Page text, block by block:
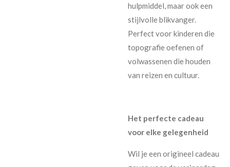
hulpmiddel, maar ook een
stijlvolle blikvanger.
Perfect voor kinderen die
topografie oefenen of
volwassenen die houden
van reizen en cultuur.
Het perfecte cadeau
voor elke gelegenheid
Wil je een origineel cadeau